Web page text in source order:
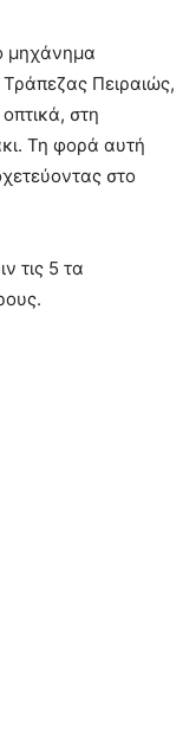
μηχάνημα
Πειραιώς,
στη
Τη φορά αυτή
στο
τις 5 τα